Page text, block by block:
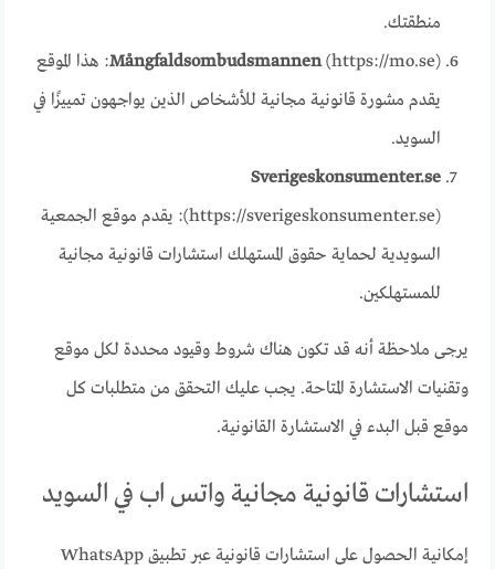
منطقتك.
Mångfaldsombudsmannen(https://mo.se): هذا الموقع
يقدم مشورة قانونية مجانية للأشخاص الذين يواجهون تمييزًا في
السويد.
Sverigeskonsumenter.se
(https://sverigeskonsumenter.se): يقدم موقع الجمعية
السويدية لحماية حقوق المستهلك استشارات قانونية مجانية
للمستهلكين.
يرجى ملاحظة أنه قد تكون هناك شروط وقيود محددة لكل موقع
وتقنيات الاستشارة المتاحة. يجب عليك التحقق من متطلبات كل
موقع قبل البدء في الاستشارة القانونية.
استشارات قانونية مجانية واتس اب في السويد
إمكانية الحصول على استشارات قانونية عبر تطبيق WhatsApp